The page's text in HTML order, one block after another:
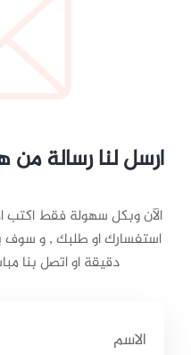
ارسل لنا رسالة من
الآن وبكل سهولة فقط اكتب
دقيقة او اتصل بنا
الاسم